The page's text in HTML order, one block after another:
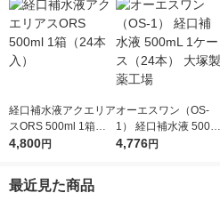
経口補水液アクエリア
スORS 500ml 1箱（2
4本入）
4,800円
オーエスワン（OS-
1） 経口補水液 500m
L 1ケース（24本） 大
4,776円
最近見た商品